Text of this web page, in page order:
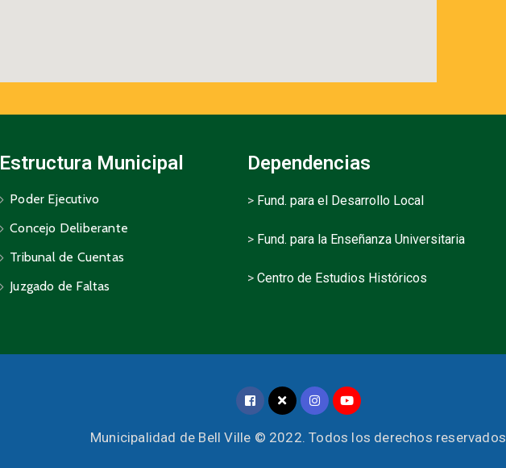
Estructura Municipal
Poder Ejecutivo
Concejo Deliberante
Tribunal de Cuentas
Juzgado de Faltas
Dependencias
> Fund. para el Desarrollo Local
> Fund. para la Enseñanza Universitaria
> Centro de Estudios Históricos
Municipalidad de Bell Ville © 2022. Todos los derechos reservados